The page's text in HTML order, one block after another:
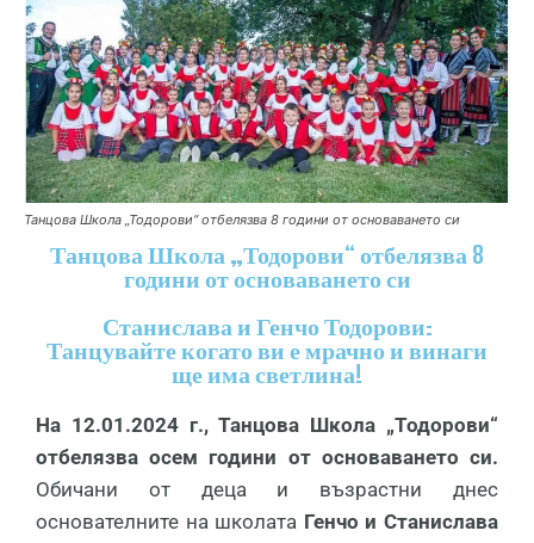
Танцова Школа „Тодорови“ отбелязва 8 години от основаването си
Танцова Школа „Тодорови“ отбелязва 8
години от основаването си
Станислава и Генчо Тодорови:
Танцувайте когато ви е мрачно и винаги
ще има светлина!
На 12.01.2024 г., Танцова Школа „Тодорови“
отбелязва осем години от основаването си.
Обичани от деца и възрастни днес
основателните на школата Генчо и Станислава